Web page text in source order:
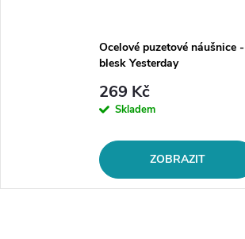
Ocelové puzetové náušnice -
blesk Yesterday
269 Kč
Skladem
ZOBRAZIT